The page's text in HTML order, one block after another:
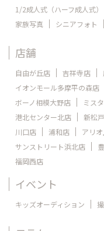
1/2成人式（ハーフ成人式）
家族写真
シニアフォト
店舗
自由が丘店 吉祥寺店
イオンモール多摩平の森店
ボーノ相模大野店
ミス
港北センター北店
新松
川口店
浦和店 アリ
サンストリート浜北店
福岡西店
イベント
キッズオーディション